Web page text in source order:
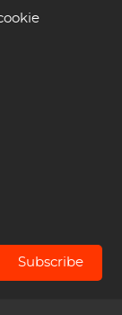
Subscribe